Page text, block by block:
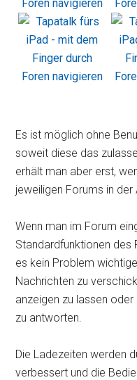
Es ist möglich ohne
soweit diese das
erhält man aber erst,
jeweiligen Forums in der
Wenn man im Forum
Standardfunktionen des
es kein Problem
Nachrichten zu
anzeigen zu lassen
zu antworten.
Die Ladezeiten werden
verbessert und die